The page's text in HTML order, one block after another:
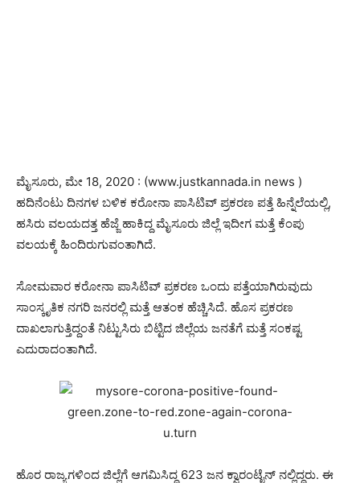
ಮೈಸೂರು, ಮೇ 18, 2020 : (www.justkannada.in news )
ಹದಿನೆಂಟು ದಿನಗಳ ಬಳಿಕ ಕರೋನಾ ಪಾಸಿಟಿವ್ ಪ್ರಕರಣ ಪತ್ತೆ ಹಿನ್ನೆಲೆಯಲ್ಲಿ,
ಹಸಿರು ವಲಯದತ್ತ ಹೆಜ್ಜೆ ಹಾಕಿದ್ದ ಮೈಸೂರು ಜಿಲ್ಲೆ ಇದೀಗ ಮತ್ತೆ ಕೆಂಪು
ವಲಯಕ್ಕೆ ಹಿಂದಿರುಗುವಂತಾಗಿದೆ.
ಸೋಮವಾರ ಕರೋನಾ ಪಾಸಿಟಿವ್ ಪ್ರಕರಣ ಒಂದು ಪತ್ತೆಯಾಗಿರುವುದು
ಸಾಂಸ್ಕೃತಿಕ ನಗರಿ ಜನರಲ್ಲಿ ಮತ್ತೆ ಆತಂಕ ಹೆಚ್ಚಿಸಿದೆ. ಹೊಸ ಪ್ರಕರಣ
ದಾಖಲಾಗುತ್ತಿದ್ದಂತೆ ನಿಟ್ಟುಸಿರು ಬಿಟ್ಟಿದ ಜಿಲ್ಲೆಯ ಜನತೆಗೆ ಮತ್ತೆ ಸಂಕಷ್ಟ
ಎದುರಾದಂತಾಗಿದೆ.
ಹೊರ ರಾಜ್ಯಗಳಿಂದ ಜಿಲ್ಲೆಗೆ ಆಗಮಿಸಿದ್ದ 623 ಜನ ಕ್ವಾರಂಟೈನ್ ನಲ್ಲಿದ್ದರು. ಈ